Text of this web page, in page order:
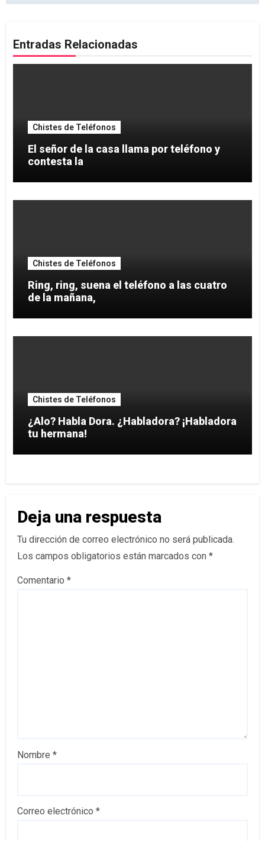
Entradas Relacionadas
Chistes de Teléfonos
El señor de la casa llama por teléfono y
contesta la
Chistes de Teléfonos
Ring, ring, suena el teléfono a las cuatro
de la mañana,
Chistes de Teléfonos
¿Alo? Habla Dora. ¿Habladora? ¡Habladora
tu hermana!
Deja una respuesta
Tu dirección de correo electrónico no será publicada.
Los campos obligatorios están marcados con *
Comentario *
Nombre *
Correo electrónico *